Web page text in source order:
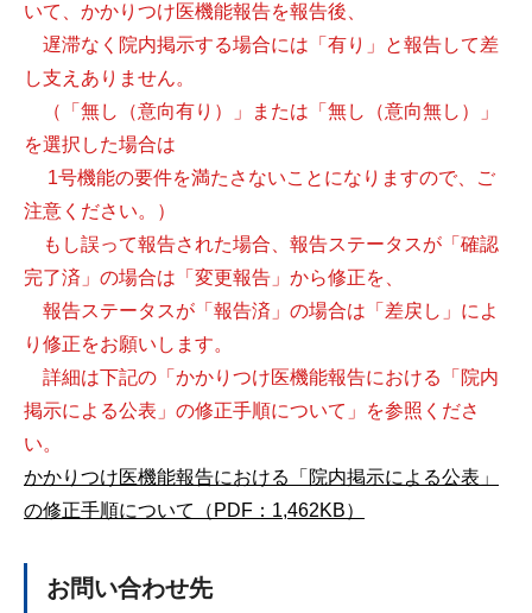
いて、かかりつけ医機能報告を報告後、
遅滞なく院内掲示する場合には「有り」と報告して差
し支えありません。
（「無し（意向有り）」または「無し（意向無し）」
を選択した場合は
1号機能の要件を満たさないことになりますので、ご
注意ください。）
もし誤って報告された場合、報告ステータスが「確認
完了済」の場合は「変更報告」から修正を、
報告ステータスが「報告済」の場合は「差戻し」によ
り修正をお願いします。
詳細は下記の「かかりつけ医機能報告における「院内
掲示による公表」の修正手順について」を参照くださ
い。
かかりつけ医機能報告における「院内掲示による公表」
の修正手順について（PDF：1,462KB）
お問い合わせ先